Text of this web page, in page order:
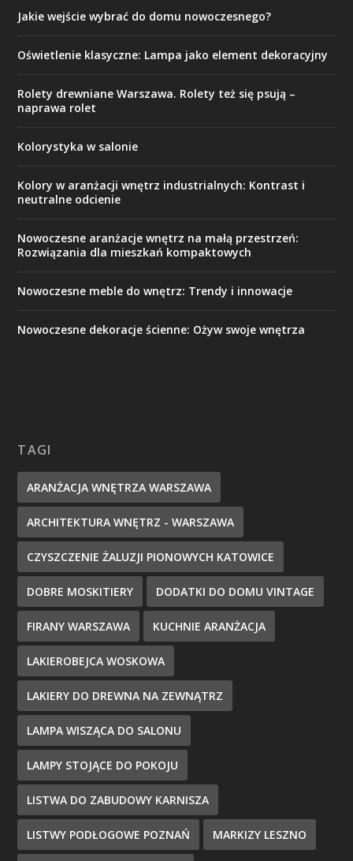
Jakie wejście wybrać do domu nowoczesnego?
Oświetlenie klasyczne: Lampa jako element dekoracyjny
Rolety drewniane Warszawa. Rolety też się psują –
naprawa rolet
Kolorystyka w salonie
Kolory w aranżacji wnętrz industrialnych: Kontrast i
neutralne odcienie
Nowoczesne aranżacje wnętrz na małą przestrzeń:
Rozwiązania dla mieszkań kompaktowych
Nowoczesne meble do wnętrz: Trendy i innowacje
Nowoczesne dekoracje ścienne: Ożyw swoje wnętrza
TAGI
ARANŻACJA WNĘTRZA WARSZAWA
ARCHITEKTURA WNĘTRZ - WARSZAWA
CZYSZCZENIE ŻALUZJI PIONOWYCH KATOWICE
DOBRE MOSKITIERY DODATKI DO DOMU VINTAGE
FIRANY WARSZAWA KUCHNIE ARANŻACJA
LAKIEROBEJCA WOSKOWA
LAKIERY DO DREWNA NA ZEWNĄTRZ
LAMPA WISZĄCA DO SALONU
LAMPY STOJĄCE DO POKOJU
LISTWA DO ZABUDOWY KARNISZA
LISTWY PODŁOGOWE POZNAŃ MARKIZY LESZNO